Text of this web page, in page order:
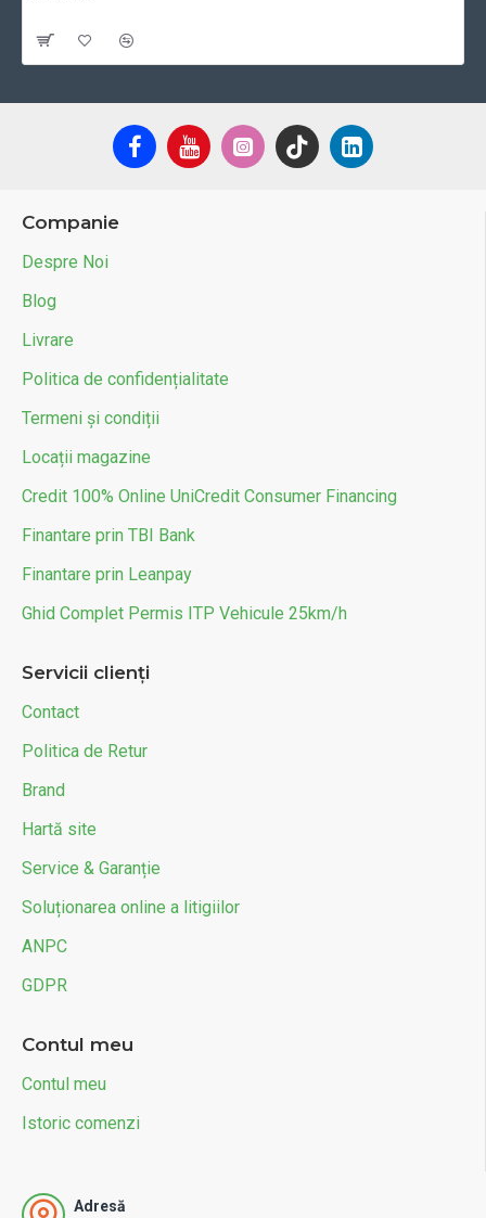
Companie
Despre Noi
Blog
Livrare
Politica de confidențialitate
Termeni și condiții
Locații magazine
Credit 100% Online UniCredit Consumer Financing
Finantare prin TBI Bank
Finantare prin Leanpay
Ghid Complet Permis ITP Vehicule 25km/h
Servicii clienți
Contact
Politica de Retur
Brand
Hartă site
Service & Garanție
Soluționarea online a litigiilor
ANPC
GDPR
Contul meu
Contul meu
Istoric comenzi
Adresă